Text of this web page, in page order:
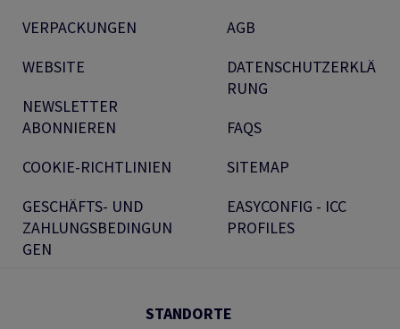
VERPACKUNGEN
WEBSITE
NEWSLETTER
ABONNIEREN
COOKIE-RICHTLINIEN
GESCHÄFTS- UND
ZAHLUNGSBEDINGUN
GEN
AGB
DATENSCHUTZERKLÄ
RUNG
FAQS
SITEMAP
EASYCONFIG - ICC
PROFILES
STANDORTE